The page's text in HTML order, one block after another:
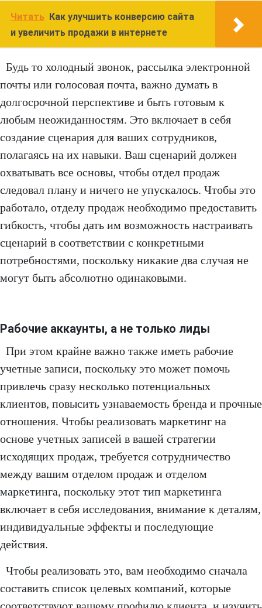
Читать
Как улучшить конверсию сайта
и увеличить продажи в интернете
Будь то холодный звонок, рассылка электронной
почты или голосовая почта, важно думать в
долгосрочной перспективе и быть готовым к
любым неожиданностям. Это включает в себя
создание сценария для ваших сотрудников,
полагаясь на их навыки. Ваш сценарий должен
охватывать все основы, чтобы отдел продаж
следовал плану и ничего не упускалось. Чтобы это
работало, отделу продаж необходимо предоставить
гибкость, чтобы дать им возможность настраивать
сценарий в соответствии с конкретными
потребностями, поскольку никакие два случая не
могут быть абсолютно одинаковыми.
Рабочие аккаунты, а не только лиды
При этом крайне важно также иметь рабочие
учетные записи, поскольку это может помочь
привлечь сразу несколько потенциальных
клиентов, повысить узнаваемость бренда и прочные
отношения. Чтобы реализовать маркетинг на
основе учетных записей в вашей стратегии
исходящих продаж, требуется сотрудничество
между вашим отделом продаж и отделом
маркетинга, поскольку этот тип маркетинга
включает в себя исследования, внимание к деталям,
индивидуальные эффекты и последующие
действия.
Чтобы реализовать это, вам необходимо сначала
составить список целевых компаний, которые